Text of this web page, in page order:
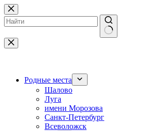
Перейти
к
сути
Ничего
не
Родные места
Шалово
Луга
имени Морозова
Санкт-Петербург
Всеволожск